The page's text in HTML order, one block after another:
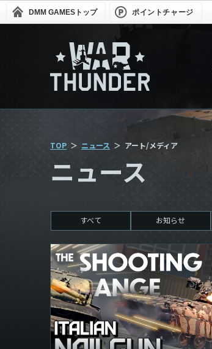
DMM GAMES トップ ポイントチャージ
TOP ニュース アート/メディア
ニュース
すべて お知らせ